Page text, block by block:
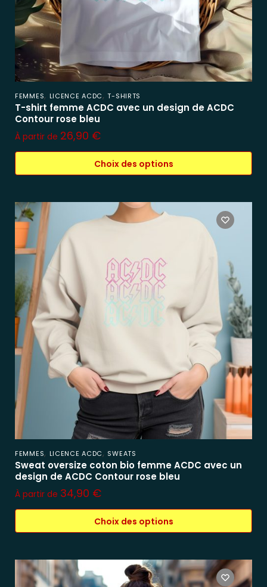
FEMMES, LICENCE ACDC,T-SHIRTS
T-shirt femme ACDC avec un design de ACDC
Contour rose bleu
À partir de 26,90 €
Choix des options
FEMMES, LICENCE ACDC, SWEATS
Sweat oversize coton bio femme ACDC avec un
design de ACDC Contour rose bleu
À partir de 34,90 €
Choix des options